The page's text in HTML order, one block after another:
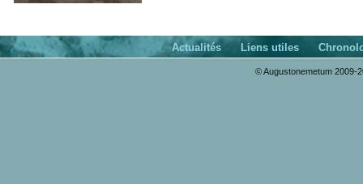
Actualités Liens utiles
© Augustonemetum 2009-